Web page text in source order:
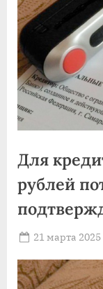
Для
рублей
Posted
21 марта 2025